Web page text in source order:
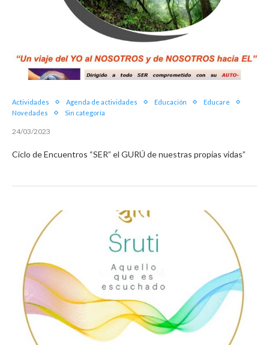
Actividades Agenda de actividades Educación
Educare
Novedades
Sin categoría
24/03/2023
Ciclo de Encuentros “SER” el GURÚ de nuestras propias vidas”